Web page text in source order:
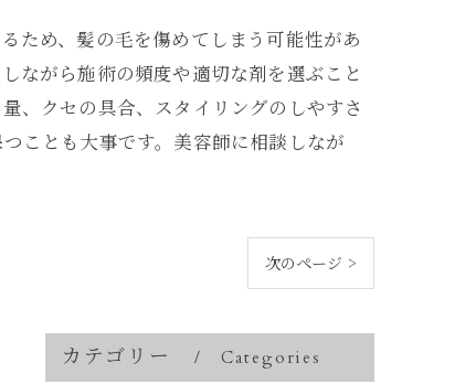
ため、髪の毛を傷めてしまう可能性があ
ながら施術の頻度や適切な剤を選ぶこと
、クセの具合、スタイリングのしやすさ
ことも大事です。美容師に相談しなが
次のページ >
カテゴリー Categories